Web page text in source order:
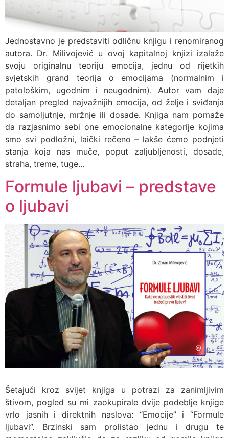
Jednostavno je predstaviti odličnu knjigu i renomiranog
autora. Dr. Milivojević u ovoj kapitalnoj knjizi izalaže
svoju originalnu teoriju emocija, jednu od rijetkih
svjetskih grand teorija o emocijama (normalnim i
patološkim, ugodnim i neugodnim). Autor vam daje
detaljan pregled najvažnijih emocija, od želje i sviđanja
do samoljutnje, mržnje ili dosade. Knjiga nam pomaže
da razjasnimo sebi one emocionalne kategorije kojima
smo svi podložni, laički rečeno – lakše ćemo podnjeti
stanja koja nas muče, poput zaljubljenosti, dosade,
straha, treme, tuge…
Formule ljubavi – predstave
o ljubavi
Šetajući kroz svijet knjiga u potrazi za zanimljivim
štivom, pogled su mi zaokupirale dvije podeblje knjige
vrlo jasnih i direktnih naslova: “Emocije” i “Formule
ljubavi”. Brzinski sam prolistao jednu i drugu te